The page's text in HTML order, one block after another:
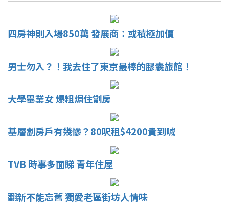
四房神則入場850萬 發展商：或積極加價
男士勿入？！我去住了東京最棒的膠囊旅館！
大學畢業女 爆粗焗住劏房
基層劏房戶有幾慘？80呎租$4200貴到喊
TVB 時事多面睇 青年住屋
翻新不能忘舊 獨愛老區街坊人情味